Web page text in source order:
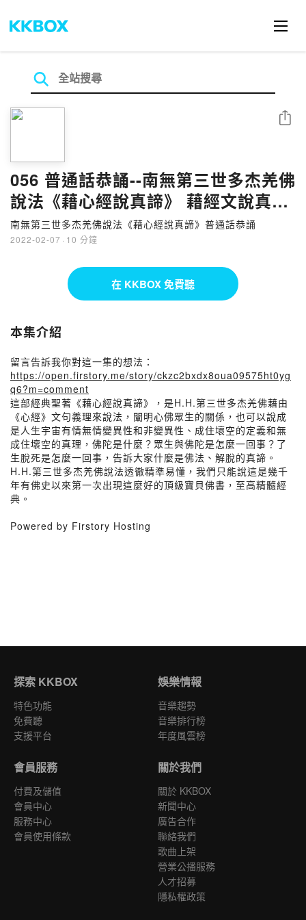
056 普通話恭誦--南無第三世多杰羌佛
說法《藉心經說真諦》 藉經文說真諦
185-188頁
南無第三世多杰羌佛說法《藉心經說真諦》普通話恭誦
2022-02-07 · 10 分鐘
分享
在 KKBOX 免費聽
本集介紹
留言告訴我你對這一集的想法：
https://open.firstory.me/story/ckzc2bxdx8oua09575ht0yg
q6?m=comment
這部經典聖著《藉心經說真諦》，是H.H.第三世多杰羌佛藉由
《心經》文句義理來說法，闡明心佛眾生的關係，也可以說成
是人生宇宙有情無情變異性和非變異性、成住壞空的定義和無
成住壞空的真理，佛陀是什麼？眾生與佛陀是怎麼一回事？了
生脫死是怎麼一回事，告訴大家什麼是佛法、解脫的真諦。
H.H.第三世多杰羌佛說法透徹精準易懂，我們只能說這是幾千
年有佛史以來第一次出現這麼好的頂級寶貝佛書，至高精髓經
典。
Powered by Firstory Hosting
探索 KKBOX
特色功能
免費聽
支援平台
娛樂情報
音樂趨勢
音樂排行榜
年度風雲榜
會員服務
付費及儲值
會員中心
服務中心
會員使用條款
關於我們
關於 KKBOX
新聞中心
廣告合作
聯絡我們
歌曲上架
營業公播服務
人才招募
隱私權政策